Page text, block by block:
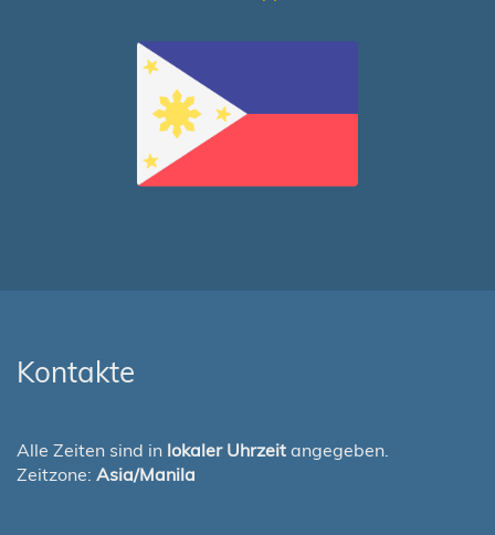
Kontakte
Alle Zeiten sind in lokaler Uhrzeit angegeben.
Zeitzone: Asia/Manila